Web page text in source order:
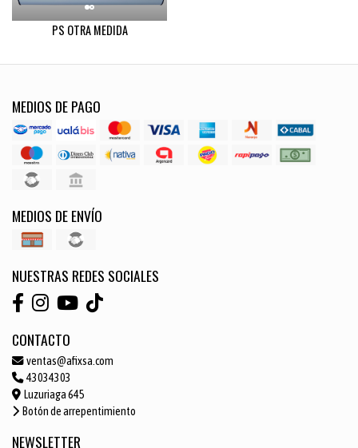
PS OTRA MEDIDA
MEDIOS DE PAGO
MEDIOS DE ENVÍO
NUESTRAS REDES SOCIALES
CONTACTO
ventas@afixsa.com
43034303
Luzuriaga 645
Botón de arrepentimiento
NEWSLETTER